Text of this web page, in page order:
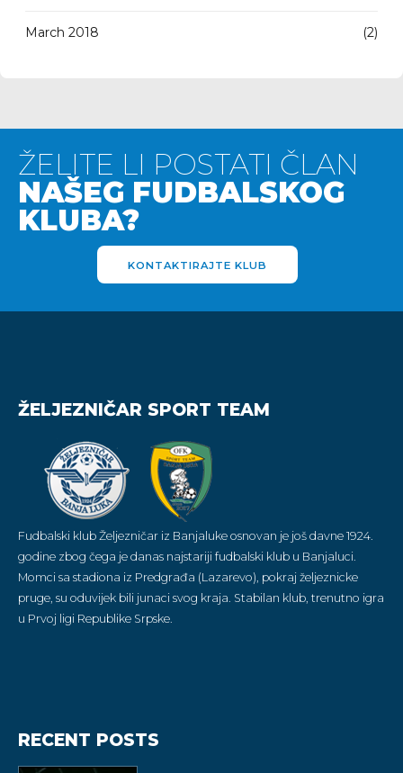
March 2018 (2)
ŽELITE LI POSTATI ČLAN
NAŠEG FUDBALSKOG
KLUBA?
KONTAKTIRAJTE KLUB
ŽELJEZNIČAR SPORT TEAM
Fudbalski klub Željezničar iz Banjaluke osnovan je još davne 1924.
godine zbog čega je danas najstariji fudbalski klub u Banjaluci.
Momci sa stadiona iz Predgrađa (Lazarevo), pokraj željeznicke
pruge, su oduvijek bili junaci svog kraja. Stabilan klub, trenutno igra
u Prvoj ligi Republike Srpske.
RECENT POSTS